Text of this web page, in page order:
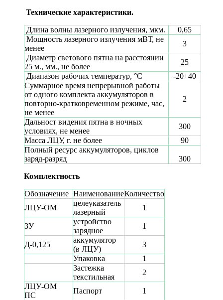
Технические характеристики.
Длина волны лазерного излучения, мкм.
0,65
Мощность лазерного излучения мВТ, не
менее
3
Диаметр светового пятна на расстоянии
25 м., мм., не более
25
Диапазон рабочих температур, °С
-20+40
Суммарное время непрерывной работы
от одного комплекта аккумуляторов в
повторно-кратковременном режиме, час,
не менее
2
Дальност видения пятна в ночных
условиях, не менее
300
Масса ЛЦУ, г. не более
90
Полный ресурс аккумуляторов, циклов
заряд-разряд
300
Комплектность
Обозначение НаименованиеКоличество
ЛЦУ-ОМ
целеуказатель
лазерный
1
ЗУ
устройство
зарядное
1
Д-0,125
аккумулятор
(в ЛЦУ)
3
Упаковка
1
Застежка
текстильная
2
ЛЦУ-ОМ
ПС
Паспорт 1